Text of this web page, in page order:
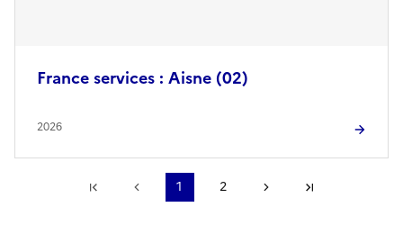
France services : Aisne (02)
2026
Première pagePage précédente
1 2 Page suivante